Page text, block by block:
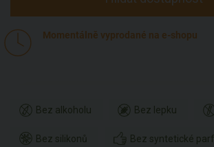
Momentálně vyprodané na e-shopu
Bez alkoholu Bez lepku
Bez silikonů Bez syntetické